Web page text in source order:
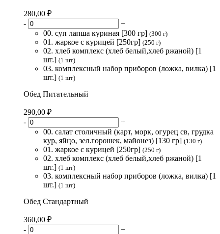
280,00 ₽
-
+
00. суп лапша куриная [300 гр] (300 г)
01. жаркое с курицей [250гр] (250 г)
02. хлеб комплекс (хлеб белый,хлеб ржаной) [1
шт.] (1 шт)
03. комплексный набор приборов (ложка, вилка) [1
шт.] (1 шт)
Обед Питательный
290,00 ₽
-
+
00. салат столичный (карт, морк, огурец св, грудка
кур, яйцо, зел.горошек, майонез) [130 гр] (130 г)
01. жаркое с курицей [250гр] (250 г)
02. хлеб комплекс (хлеб белый,хлеб ржаной) [1
шт.] (1 шт)
03. комплексный набор приборов (ложка, вилка) [1
шт.] (1 шт)
Обед Стандартный
360,00 ₽
-
+